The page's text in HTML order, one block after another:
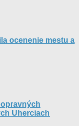
ocenenie mestu a
Uherciach